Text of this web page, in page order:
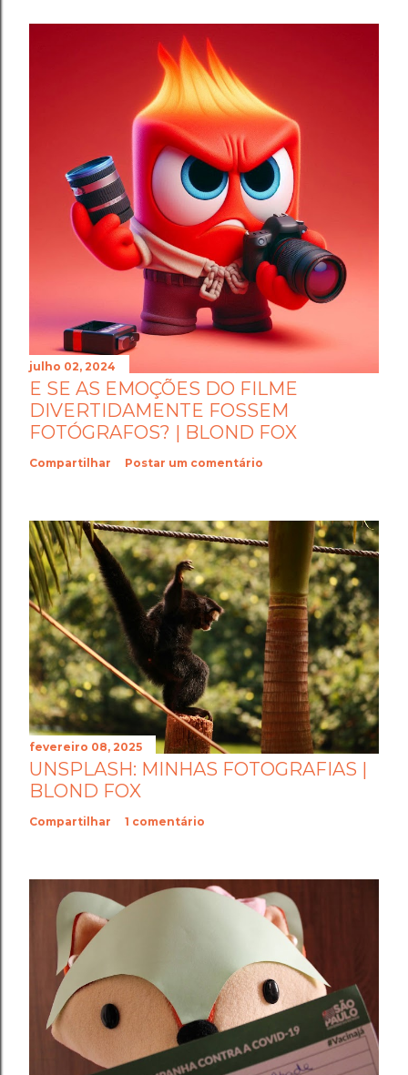
julho 02, 2024
E SE AS EMOÇÕES DO FILME
DIVERTIDAMENTE FOSSEM
FOTÓGRAFOS? | BLOND FOX
Compartilhar Postar um comentário
fevereiro 08, 2025
UNSPLASH: MINHAS FOTOGRAFIAS |
BLOND FOX
Compartilhar 1 comentário